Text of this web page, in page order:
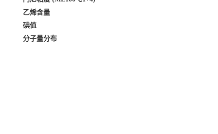
乙烯含量
碘值
分子量分布